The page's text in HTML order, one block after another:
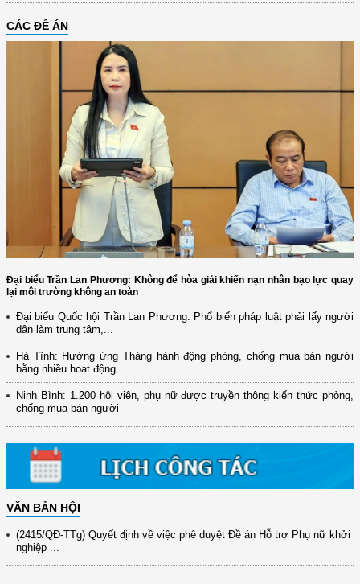
CÁC ĐỀ ÁN
Đại biểu Trần Lan Phương: Không để hòa giải khiến nạn nhân bạo lực quay
lại môi trường không an toàn
Đại biểu Quốc hội Trần Lan Phương: Phổ biến pháp luật phải lấy người
dân làm trung tâm,...
Hà Tĩnh: Hưởng ứng Tháng hành động phòng, chống mua bán người
bằng nhiều hoạt động...
Ninh Bình: 1.200 hội viên, phụ nữ được truyền thông kiến thức phòng,
chống mua bán người
VĂN BẢN HỘI
(12/TB-HĐKH) V/v đăng ký, đề xuất nhiệm vụ Khoa học, công nghệ và
đổi mới ...
(898/KH/ĐCT) Kế hoạch thực hiện Quyết định số 2415/QĐ-TTg ngày
31/10/2025 ...
(417/QĐ-BNNMT) Quyết định phê duyệt Chương trình mục tiêu quốc gia
xây dựng ...
(891/KH-ĐCT) Kế hoạch thực hiện Nghị quyết số 72-NQ/TW ngày
(2415/QĐ-TTg) Quyết định về việc phê duyệt Đề án Hỗ trợ Phụ nữ khởi
nghiệp ...